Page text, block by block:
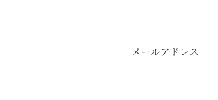
メールアドレス